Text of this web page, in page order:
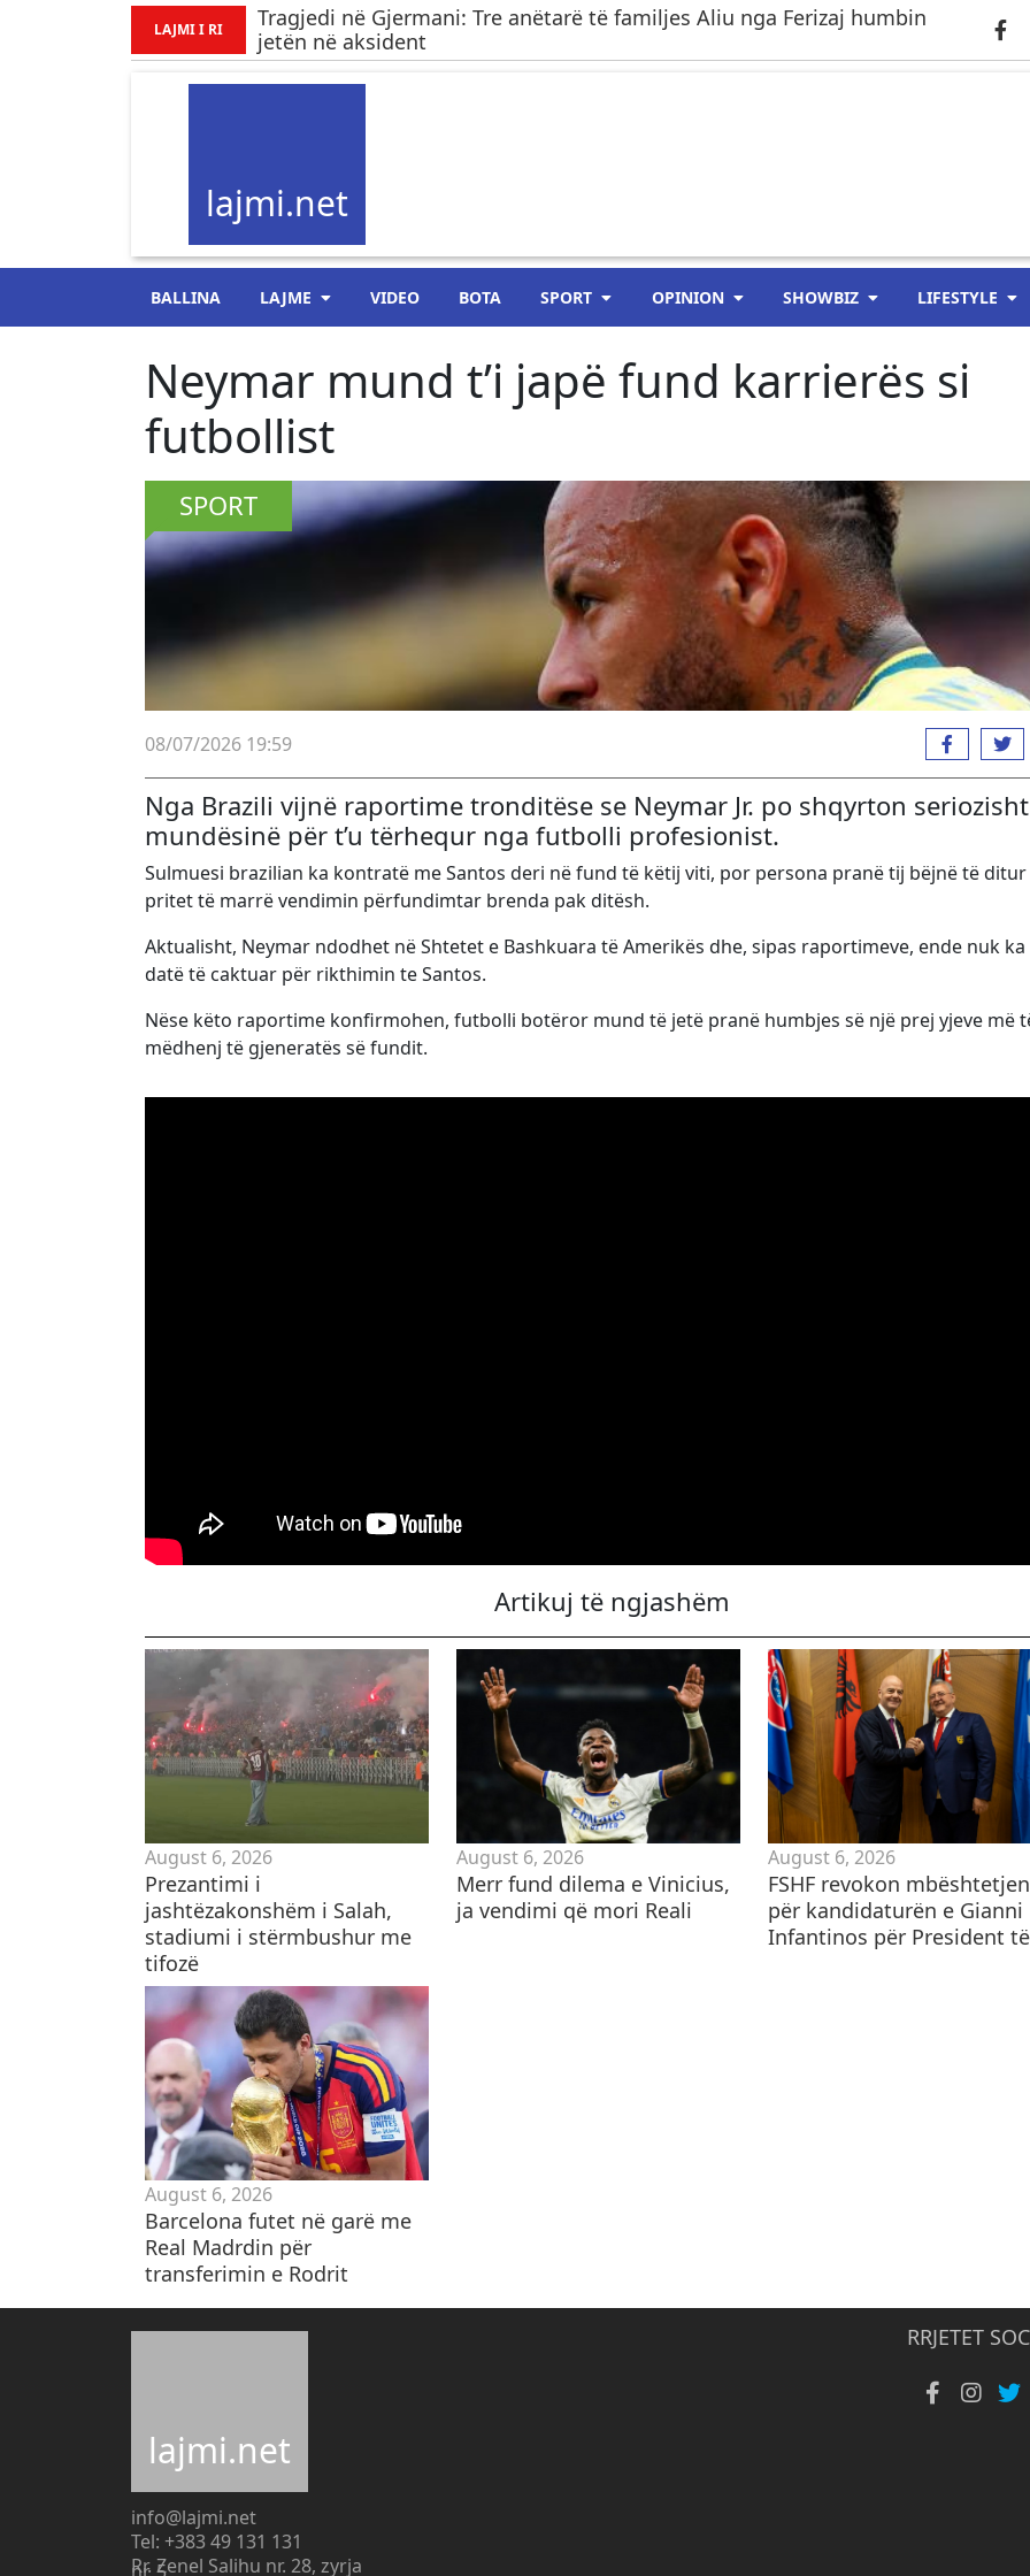
LAJMI I RI
Tragjedi në Gjermani: Tre anëtarë të familjes Aliu nga Ferizaj humbin
jetën në aksident
lajmi.net
BALLINA LAJME VIDEO BOTA SPORT OPINION SHOWBIZ LIFESTYLE
Neymar mund t’i japë fund karrierës si
futbollist
SPORT
08/07/2026 19:59
Nga Brazili vijnë raportime tronditëse se Neymar Jr. po shqyrton seriozisht
mundësinë për t’u tërhequr nga futbolli profesionist.
Sulmuesi brazilian ka kontratë me Santos deri në fund të këtij viti, por persona pranë tij bëjnë të ditur
pritet të marrë vendimin përfundimtar brenda pak ditësh.
Aktualisht, Neymar ndodhet në Shtetet e Bashkuara të Amerikës dhe, sipas raportimeve, ende nuk ka
datë të caktuar për rikthimin te Santos.
Nëse këto raportime konfirmohen, futbolli botëror mund të jetë pranë humbjes së një prej yjeve më
mëdhenj të gjeneratës së fundit.
Artikuj të ngjashëm
August 6, 2026
Prezantimi i
jashtëzakonshëm i Salah,
stadiumi i stërmbushur me
tifozë
August 6, 2026
Merr fund dilema e Vinicius,
ja vendimi që mori Reali
August 6, 2026
FSHF revokon mbështetjen
për kandidaturën e Gianni
Infantinos për President
August 6, 2026
Barcelona futet në garë me
Real Madrdin për
transferimin e Rodrit
lajmi.net
info@lajmi.net
Tel: +383 49 131 131
Rr. Zenel Salihu nr. 28, zyrja
nr. 5
RRJETET